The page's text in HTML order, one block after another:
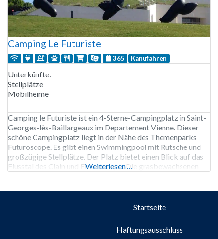
Camping Le Futuriste
365 Kanufahren
Unterkünfte:
Stellplätze
Mobilheime
Camping le Futuriste ist ein 4-Sterne-Campingplatz in Saint-
Georges-lès-Baillargeaux im Departement Vienne. Dieser
schöne Campingplatz liegt in der Nähe des Themenparks
Futuroscope. Es gibt einen Swimmingpool mit Rutsche und
großzügige Stellplätze. Der Platz bietet einen Blick auf das
Flusstal des Clain und Futuroscope. Die grasbewachsenen
Weiterlesen …
Startseite
Haftungsausschluss